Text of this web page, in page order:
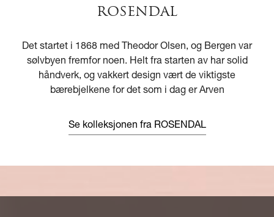
ROSENDAL
Det startet i 1868 med Theodor Olsen, og Bergen var
sølvbyen fremfor noen. Helt fra starten av har solid
håndverk, og vakkert design vært de viktigste
bærebjelkene for det som i dag er Arven
Se kolleksjonen fra ROSENDAL